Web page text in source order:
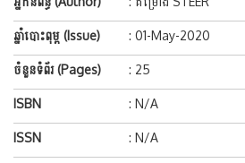
ឆ្នាំបោះពុម្ព (Issue) : 01-May-2020
ចំនួនទំព័រ (Pages) : 25
ISBN : N/A
ISSN : N/A